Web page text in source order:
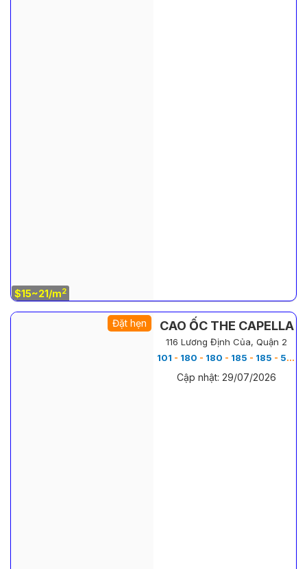
$15~21/m2
Đặt hẹn CAO ỐC THE CAPELLA
116 Lương Định Của, Quận 2
101 - 180 - 180 - 185 - 185 - 500
Cập nhật: 29/07/2026